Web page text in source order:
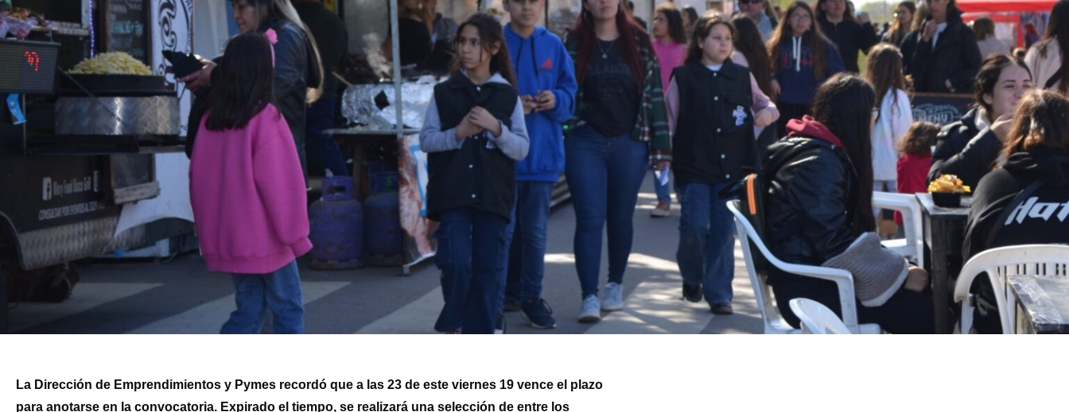
La Dirección de Emprendimientos y Pymes recordó que a las 23 de este viernes 19 vence el plazo
para anotarse en la convocatoria. Expirado el tiempo, se realizará una selección de entre los